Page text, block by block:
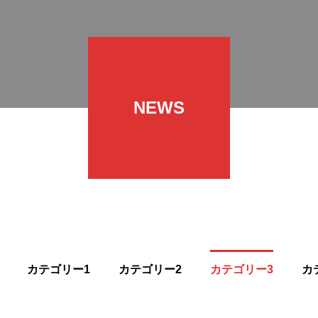
NEWS
カテゴリー1 カテゴリー2 カテゴリー3 カ